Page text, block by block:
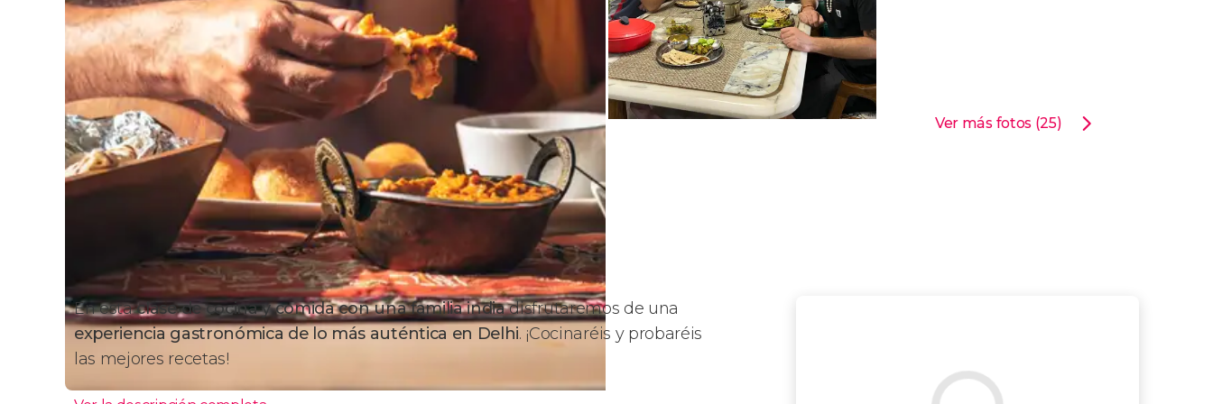
Ver más fotos (25)
En estaclase de cocina y comida con una familia indiadisfrutaremos de una
experiencia gastronómica de lo más auténtica en Delhi. ¡Cocinaréis y probaréis
las mejores recetas!